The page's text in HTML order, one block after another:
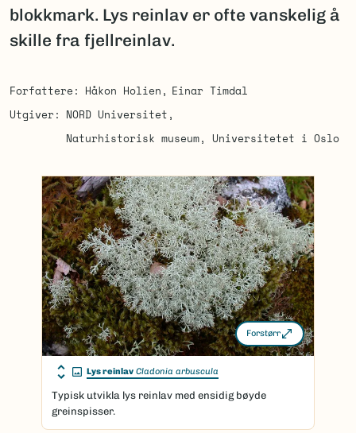
blokkmark. Lys reinlav er ofte vanskelig å
skille fra fjellreinlav.
Forfattere Håkon Holien
Einar Timdal
Utgiver
NORD Universitet
Naturhistorisk museum, Universitetet i Oslo
Forstørr
Lys reinlav Cladonia arbuscula
Typisk utvikla lys reinlav med ensidig bøyde
greinspisser.